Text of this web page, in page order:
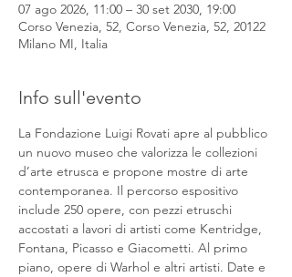
07 ago 2026, 11:00 – 30 set 2030, 19:00
Corso Venezia, 52, Corso Venezia, 52, 20122
Milano MI, Italia
Info sull'evento
La Fondazione Luigi Rovati apre al pubblico
un nuovo museo che valorizza le collezioni
d’arte etrusca e propone mostre di arte
contemporanea. Il percorso espositivo
include 250 opere, con pezzi etruschi
accostati a lavori di artisti come Kentridge,
Fontana, Picasso e Giacometti. Al primo
piano, opere di Warhol e altri artisti. Date e